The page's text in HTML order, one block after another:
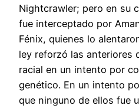
Nightcrawler; pero en su
fue interceptado por
Fénix, quienes lo
ley reforzó las anteriores
racial en un intento por
genético. En un intento
que ninguno de ellos fue